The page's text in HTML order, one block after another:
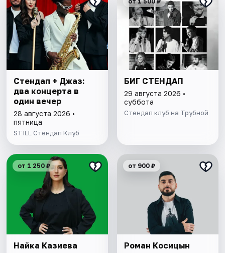
Стендап + Джаз:
два концерта в
один вечер
28 августа 2026 •
пятница
STILL Стендап Клуб
БИГ СТЕНДАП
29 августа 2026 •
суббота
Стендап клуб на Трубной
от 1 250 ₽
Найка Казиева
от 900 ₽
Роман Косицын